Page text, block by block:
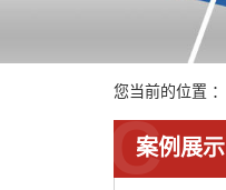
您当前的位置 ：
案例展示
C